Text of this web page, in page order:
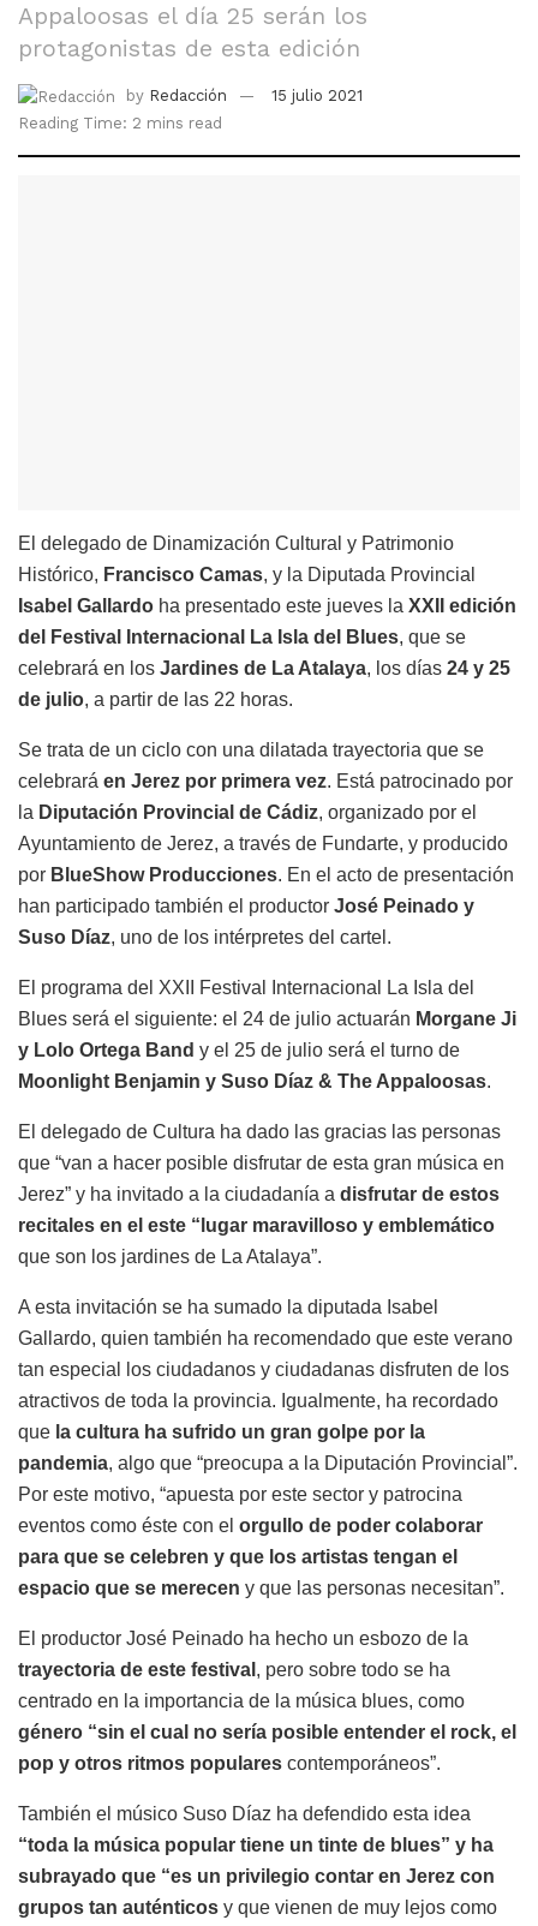
Appaloosas el día 25 serán los
protagonistas de esta edición
by Redacción
15 julio 2021
Reading Time: 2 mins read
El delegado de Dinamización Cultural y Patrimonio
Histórico, Francisco Camas, y la Diputada Provincial
Isabel Gallardo ha presentado este jueves la XXII edición
del Festival Internacional La Isla del Blues, que se
celebrará en los Jardines de La Atalaya, los días 24 y 25
de julio, a partir de las 22 horas.
Se trata de un ciclo con una dilatada trayectoria que se
celebrará en Jerez por primera vez. Está patrocinado por
la Diputación Provincial de Cádiz, organizado por el
Ayuntamiento de Jerez, a través de Fundarte, y producido
por BlueShow Producciones. En el acto de presentación
han participado también el productor José Peinado y
Suso Díaz, uno de los intérpretes del cartel.
El programa del XXII Festival Internacional La Isla del
Blues será el siguiente: el 24 de julio actuarán Morgane Ji
y Lolo Ortega Band y el 25 de julio será el turno de
Moonlight Benjamin y Suso Díaz & The Appaloosas.
El delegado de Cultura ha dado las gracias las personas
que “van a hacer posible disfrutar de esta gran música en
Jerez” y ha invitado a la ciudadanía a disfrutar de estos
recitales en el este “lugar maravilloso y emblemático
que son los jardines de La Atalaya”.
A esta invitación se ha sumado la diputada Isabel
Gallardo, quien también ha recomendado que este verano
tan especial los ciudadanos y ciudadanas disfruten de los
atractivos de toda la provincia. Igualmente, ha recordado
que la cultura ha sufrido un gran golpe por la
pandemia, algo que “preocupa a la Diputación Provincial”.
Por este motivo, “apuesta por este sector y patrocina
eventos como éste con el orgullo de poder colaborar
para que se celebren y que los artistas tengan el
espacio que se merecen y que las personas necesitan”.
El productor José Peinado ha hecho un esbozo de la
trayectoria de este festival , pero sobre todo se ha
centrado en la importancia de la música blues, como
género “sin el cual no sería posible entender el rock, el
pop y otros ritmos populares contemporáneos”.
También el músico Suso Díaz ha defendido esta idea
“toda la música popular tiene un tinte de blues” y ha
subrayado que “es un privilegio contar en Jerez con
grupos tan auténticos y que vienen de muy lejos como